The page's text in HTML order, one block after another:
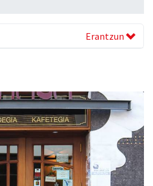
Erantzun